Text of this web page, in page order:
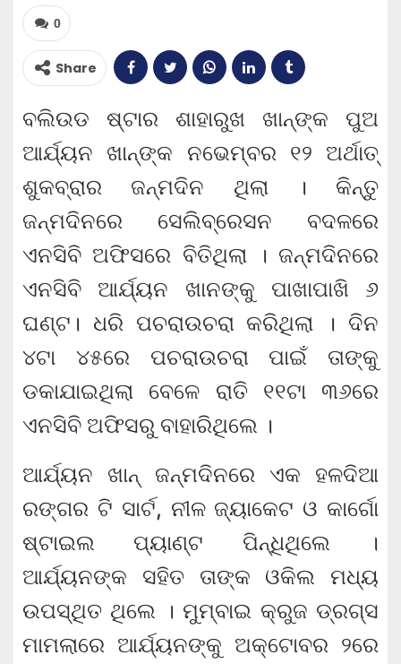
0
Share
ବଲିଉଡ ଷ୍ଟାର ଶାହାରୁଖ ଖାନ୍‌ଙ୍କ ପୁଅ
ଆର୍ଯ୍ୟନ ଖାନ୍‌ଙ୍କ ନଭେମ୍ବର ୧୨ ଅର୍ଥାତ୍‌
ଶୁକବ୍ରାର ଜନ୍ମଦିନ ଥିଲା । କିନ୍ତୁ
ଜନ୍ମଦିନରେ ସେଲିବ୍ରେସନ ବଦଳରେ
ଏନସିବି ଅଫିସରେ ବିତିଥିଲା । ଜନ୍ମଦିନରେ
ଏନସିବି ଆର୍ଯ୍ୟନ ଖାନଙ୍କୁ ପାଖାପାଖି ୬
ଘଣ୍ଟ। ଧରି ପଚରାଉଚରା କରିଥିଲା । ଦିନ
୪ଟା ୪୫ରେ ପଚରାଉଚରା ପାଇଁ ତାଙ୍କୁ
ଡକାଯାଇଥିଲା ବେଳେ ରାତି ୧୧ଟା ୩୬ରେ
ଏନସିବି ଅଫିସରୁ ବାହାରିଥିଲେ ।
ଆର୍ଯ୍ୟନ ଖାନ୍ ଜନ୍ମଦିନରେ ଏକ ହଳଦିଆ
ରଙ୍ଗର ଟି ସାର୍ଟ, ନୀଳ ଜ୍ୟାକେଟ ଓ କାର୍ଗୋ
ଷ୍ଟାଇଲ ପ୍ୟାଣ୍ଟ ପିନ୍ଧିଥିଲେ ।
ଆର୍ଯ୍ୟନଙ୍କ ସହିତ ତାଙ୍କ ଓକିଲ ମଧ୍ୟ
ଉପସ୍ଥିତ ଥିଲେ । ମୁମ୍ବାଇ କ୍ରୁଜ ଡ୍ରଗ୍ସ
ମାମଲାରେ ଆର୍ଯ୍ୟନଙ୍କୁ ଅକ୍ଟୋବର ୨ରେ